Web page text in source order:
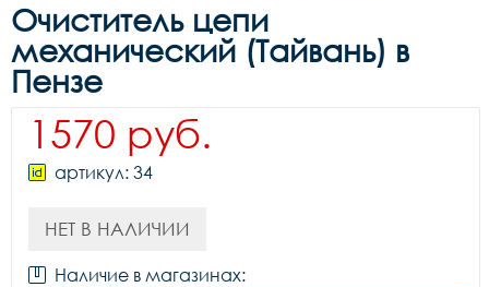
Очиститель цепи
механический (Тайвань) в
Пензе
1570 руб.
артикул: 34
НЕТ В НАЛИЧИИ
Наличие в магазинах: